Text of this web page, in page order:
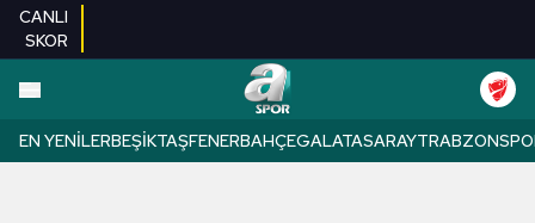
CANLI
SKOR
EN YENILERBEŞIKTAŞFENERBAHÇEGALATASARAY